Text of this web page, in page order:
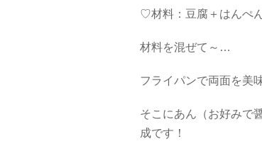
♡材料：豆腐＋はんぺ
材料を混ぜて～…
フライパンで両面を美
そこにあん（お好みで
成です！